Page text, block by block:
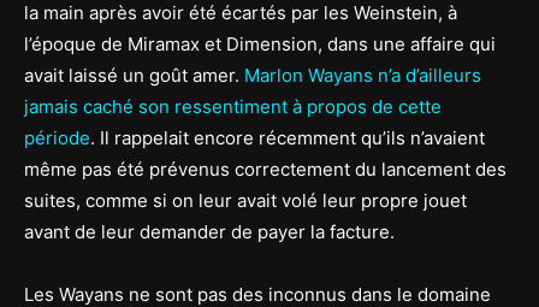
la main après avoir été écartés par les Weinstein, à
l’époque de Miramax et Dimension, dans une affaire qui
avait laissé un goût amer. Marlon Wayans n’a d’ailleurs
jamais caché son ressentiment à propos de cette
période. Il rappelait encore récemment qu’ils n’avaient
même pas été prévenus correctement du lancement des
suites, comme si on leur avait volé leur propre jouet
avant de leur demander de payer la facture.
Les Wayans ne sont pas des inconnus dans le domaine